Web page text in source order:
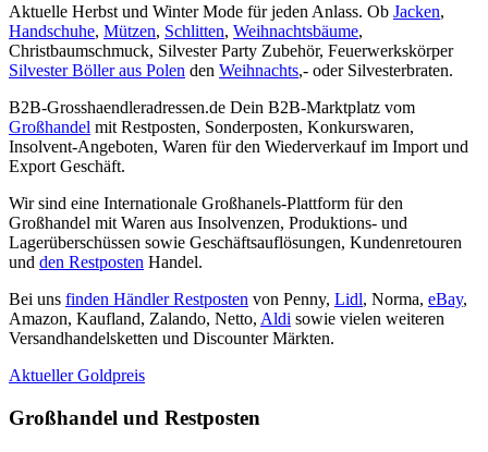
Aktuelle Herbst und Winter Mode für jeden Anlass. Ob Jacken,
Handschuhe, Mützen, Schlitten, Weihnachtsbäume,
Christbaumschmuck, Silvester Party Zubehör, Feuerwerkskörper
Silvester Böller aus Polen den Weihnachts,- oder Silvesterbraten.
B2B-Grosshaendleradressen.de Dein B2B-Marktplatz vom
Großhandel mit Restposten, Sonderposten, Konkurswaren,
Insolvent-Angeboten, Waren für den Wiederverkauf im Import und
Export Geschäft.
Wir sind eine Internationale Großhanels-Plattform für den
Großhandel mit Waren aus Insolvenzen, Produktions- und
Lagerüberschüssen sowie Geschäftsauflösungen, Kundenretouren
und den Restposten Handel.
Bei uns finden Händler Restposten von Penny, Lidl, Norma, eBay,
Amazon, Kaufland, Zalando, Netto, Aldi sowie vielen weiteren
Versandhandelsketten und Discounter Märkten.
Aktueller Goldpreis
Großhandel und Restposten